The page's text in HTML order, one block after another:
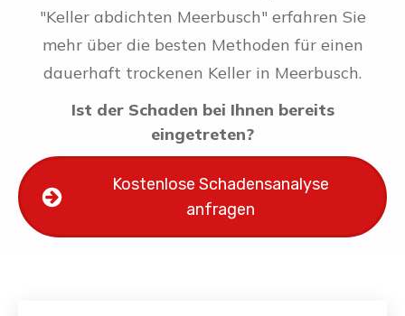
"Keller abdichten Meerbusch" erfahren Sie
mehr über die besten Methoden für einen
dauerhaft trockenen Keller in Meerbusch.
Ist der Schaden bei Ihnen bereits
eingetreten?
Kostenlose Schadensanalyse
anfragen